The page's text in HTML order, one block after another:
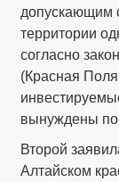
допускающим
территории
согласно
(Красная
вынуждены
Второй
Алтайском